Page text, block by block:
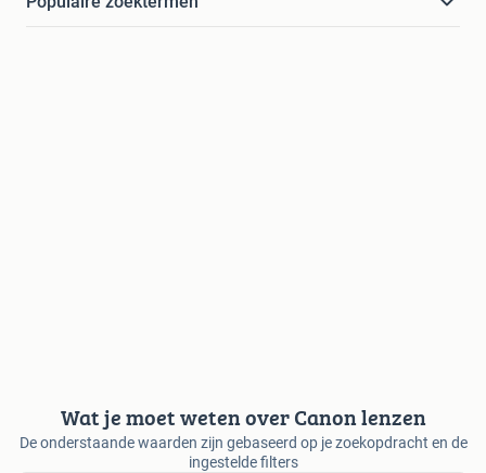
Wat je moet weten over Canon lenzen
De onderstaande waarden zijn gebaseerd op je zoekopdracht en de
ingestelde filters